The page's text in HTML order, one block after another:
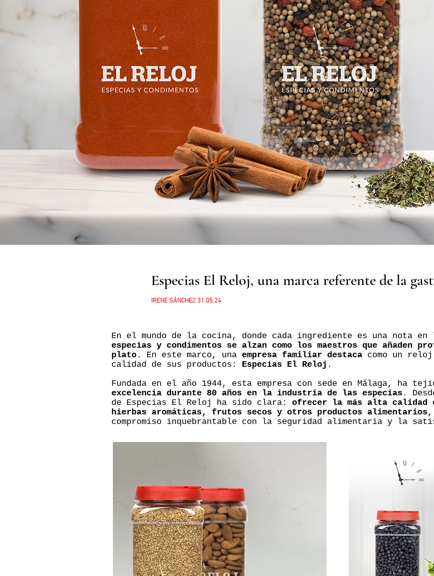
Especias El Reloj, una marca referente de la
IRENE SÁNCHEZ 31.05.24
En el mundo de la cocina, donde cada ingrediente es una nota
especias y condimentos se alzan como los maestros que añaden
plato . En este marco, una empresa familiar destaca como un
calidad de sus productos: Especias El Reloj .
Fundada en el año 1944, esta empresa con sede en Málaga, ha
excelencia durante 80 años en la industria de las especias .
de Especias El Reloj ha sido clara: ofrecer la más alta calidad
hierbas aromáticas, frutos secos y otros productos alimentarios,
compromiso inquebrantable con la seguridad alimentaria y la